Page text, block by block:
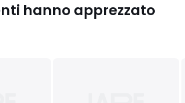
alle qualità e caratteristiche
hanno apprezzato